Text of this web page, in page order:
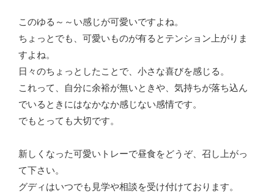
このゆる～～い感じが可愛いですよね。
ちょっとでも、可愛いものが有るとテンション上がりま
すよね。
日々のちょっとしたことで、小さな喜びを感じる。
これって、自分に余裕が無いときや、気持ちが落ち込ん
でいるときにはなかなか感じない感情です。
でもとっても大切です。
新しくなった可愛いトレーで昼食をどうぞ、召し上がっ
て下さい。
グディはいつでも見学や相談を受け付けております。